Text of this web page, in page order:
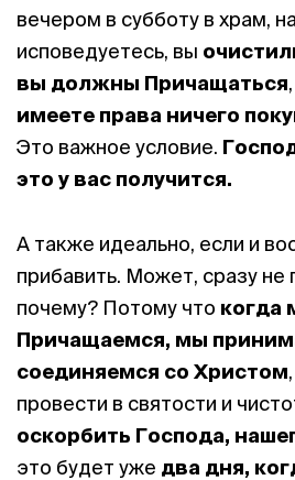
вечером в субботу в храм,
исповедуетесь, вы
вы должны Причащаться
имеете права ничего
Это важное условие.
это у вас получится.
А также идеально, если и
прибавить. Может, сразу не
почему? Потому что когда
Причащаемся, мы
соединяемся со Христом
провести в святости и
оскорбить Господа,
это будет уже два дня,